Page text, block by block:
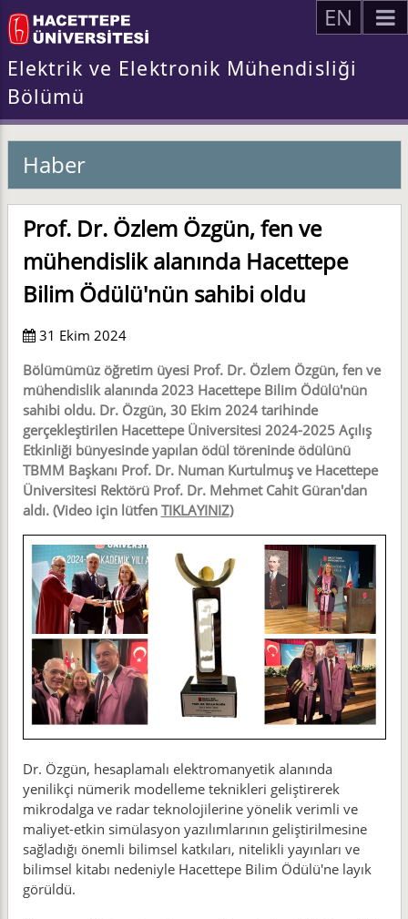
EN
Elektrik ve Elektronik Mühendisliği
Bölümü
Haber
Prof. Dr. Özlem Özgün, fen ve
mühendislik alanında Hacettepe
Bilim Ödülü'nün sahibi oldu
31 Ekim 2024
Bölümümüz öğretim üyesi Prof. Dr. Özlem Özgün, fen ve
mühendislik alanında 2023 Hacettepe Bilim Ödülü'nün
sahibi oldu. Dr. Özgün, 30 Ekim 2024 tarihinde
gerçekleştirilen Hacettepe Üniversitesi 2024-2025 Açılış
Etkinliği bünyesinde yapılan ödül töreninde ödülünü
TBMM Başkanı Prof. Dr. Numan Kurtulmuş ve Hacettepe
Üniversitesi Rektörü Prof. Dr. Mehmet Cahit Güran'dan
aldı. (Video için lütfen TIKLAYINIZ)
Dr. Özgün, hesaplamalı elektromanyetik alanında
yenilikçi nümerik modelleme teknikleri geliştirerek
mikrodalga ve radar teknolojilerine yönelik verimli ve
maliyet-etkin simülasyon yazılımlarının geliştirilmesine
sağladığı önemli bilimsel katkıları, nitelikli yayınları ve
bilimsel kitabı nedeniyle Hacettepe Bilim Ödülü'ne layık
görüldü.